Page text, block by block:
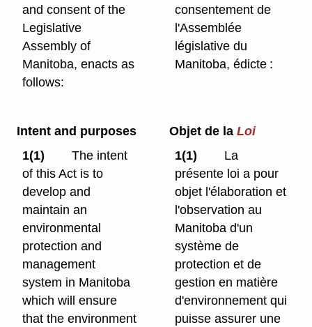
and consent of the
Legislative
Assembly of
Manitoba, enacts as
follows:
consentement de
l'Assemblée
législative du
Manitoba, édicte :
Intent and purposes
1(1)
The intent
of this Act is to
develop and
maintain an
environmental
protection and
management
system in Manitoba
which will ensure
that the environment
Objet de la Loi
1(1)
La
présente loi a pour
objet l'élaboration et
l'observation au
Manitoba d'un
système de
protection et de
gestion en matière
d'environnement qui
puisse assurer une